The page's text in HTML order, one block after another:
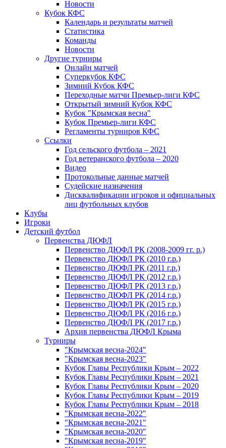
Новости
Кубок КФС
Календарь и результаты матчей
Статистика
Команды
Новости
Другие турниры
Онлайн матчей
Суперкубок КФС
Зимний Кубок КФС
Переходные матчи Премьер-лиги КФС
Открытый зимний Кубок КФС
Кубок "Крымская весна"
Кубок Премьер-лиги КФС
Регламенты турниров КФС
Ссылки
Год сельского футбола – 2021
Год ветеранского футбола – 2020
Видео
Протокольные данные матчей
Судейские назначения
Дисквалификации игроков и официальных
лиц футбольных клубов
Клубы
Игроки
Детский футбол
Первенства ДЮФЛ
Первенство ДЮФЛ РК (2008-2009 гг. р.)
Первенство ДЮФЛ РК (2010 г.р.)
Первенство ДЮФЛ РК (2011 г.р.)
Первенство ДЮФЛ РК (2012 г.р.)
Первенство ДЮФЛ РК (2013 г.р.)
Первенство ДЮФЛ РК (2014 г.р.)
Первенство ДЮФЛ РК (2015 г.р.)
Первенство ДЮФЛ РК (2016 г.р.)
Первенство ДЮФЛ РК (2017 г.р.)
Архив первенства ДЮФЛ Крыма
Турниры
"Крымская весна-2024"
"Крымская весна-2023"
Кубок Главы Республики Крым – 2022
Кубок Главы Республики Крым – 2021
Кубок Главы Республики Крым – 2020
Кубок Главы Республики Крым – 2019
Кубок Главы Республики Крым – 2018
"Крымская весна-2022"
"Крымская весна-2021"
"Крымская весна-2020"
"Крымская весна-2019"